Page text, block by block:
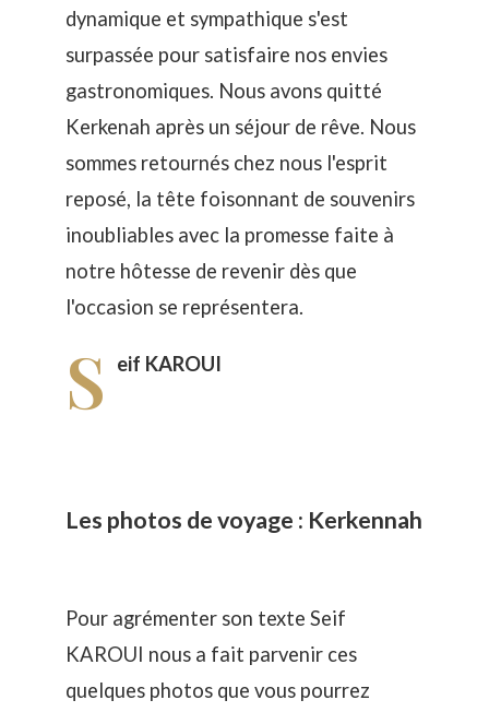
dynamique et sympathique s'est
surpassée pour satisfaire nos envies
gastronomiques. Nous avons quitté
Kerkenah après un séjour de rêve. Nous
sommes retournés chez nous l'esprit
reposé, la tête foisonnant de souvenirs
inoubliables avec la promesse faite à
notre hôtesse de revenir dès que
l'occasion se représentera.
S eif KAROUI
Les photos de voyage : Kerkennah
Pour agrémenter son texte Seif
KAROUI nous a fait parvenir ces
quelques photos que vous pourrez